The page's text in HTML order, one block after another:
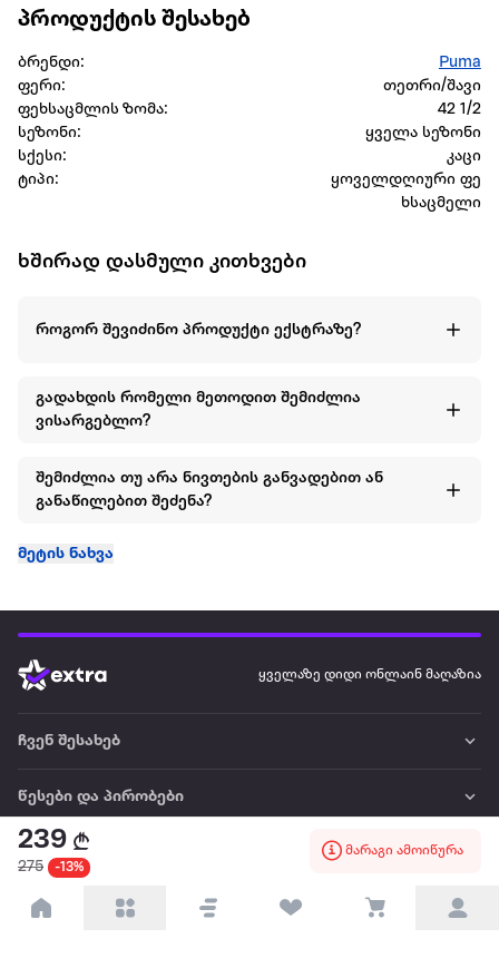
239
275 -13%
მარაგი ამოიწურა
პროდუქტის შესახებ
ბრენდი:
Puma
ფერი:
თეთრი/შავი
ფეხსაცმლის ზომა:
42 1/2
სეზონი:
ყველა სეზონი
სქესი:
კაცი
ტიპი:
ყოველდღიური ფე
ხსაცმელი
ხშირად დასმული კითხვები
როგორ შევიძინო პროდუქტი ექსტრაზე?
გადახდის რომელი მეთოდით შემიძლია
ვისარგებლო?
შემიძლია თუ არა ნივთების განვადებით ან
განაწილებით შეძენა?
მეტის ნახვა
ყველაზე დიდი ონლაინ მაღაზია
ჩვენ შესახებ
წესები და პირობები
პარტნიორებისთვის
ტრენდული